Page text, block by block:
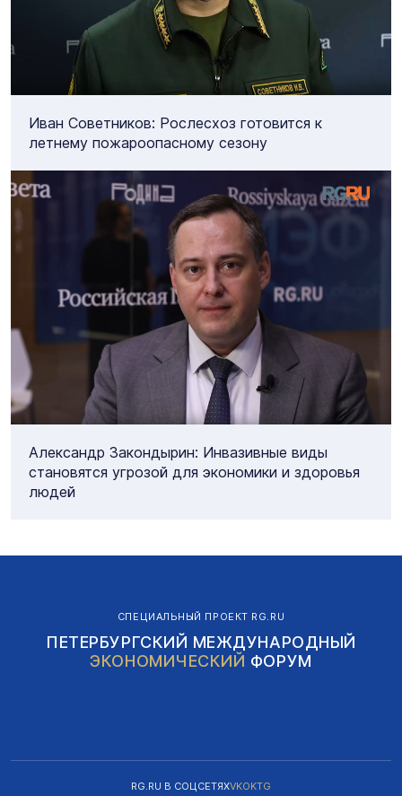
Иван Советников: Рослесхоз готовится к
летнему пожароопасному сезону
Александр Закондырин: Инвазивные виды
становятся угрозой для экономики и здоровья
людей
СПЕЦИАЛЬНЫЙ ПРОЕКТ RG.RU
ПЕТЕРБУРГСКИЙ МЕЖДУНАРОДНЫЙ
ЭКОНОМИЧЕСКИЙ ФОРУМ
RG.RU В СОЦСЕТЯХVKOKTG